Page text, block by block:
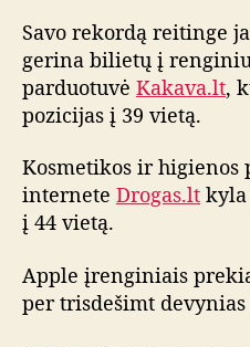
Savo rekordą reitinge
gerina bilietų į
parduotuvė Kakava.lt,
pozicijas į 39 vietą.
Kosmetikos ir higienos
internete Drogas.lt
į 44 vietą.
Apple įrenginiais
per trisdešimt